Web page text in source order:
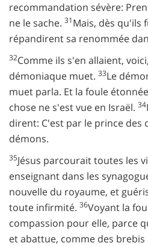
recommandation sévère:
ne le sache. 31Mais, dès qu'ils
répandirent sa renommée
32Comme ils s'en allaient,
démoniaque muet. 33Le
muet parla. Et la foule
chose ne s'est vue en Israël. 34
dirent: C'est par le prince des
démons.
35Jésus parcourait toutes les
enseignant dans les
nouvelle du royaume, et
toute infirmité. 36Voyant la
compassion pour elle, parce
et abattue, comme des